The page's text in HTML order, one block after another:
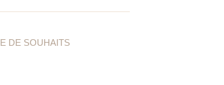
DE SOUHAITS